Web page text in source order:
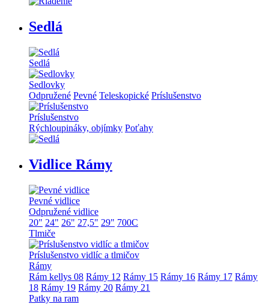
Sedlá
Sedlá
Sedlovky
Odpružené Pevné Teleskopické Príslušenstvo
Príslušenstvo
Rýchloupináky, objímky Poťahy
Vidlice Rámy
Pevné vidlice
Odpružené vidlice
20" 24" 26" 27,5" 29" 700C
Tlmiče
Príslušenstvo vidlíc a tlmičov
Rámy
Rám kellys 08 Rámy 12 Rámy 15 Rámy 16 Rámy 17 Rámy
18 Rámy 19 Rámy 20 Rámy 21
Patky na ram